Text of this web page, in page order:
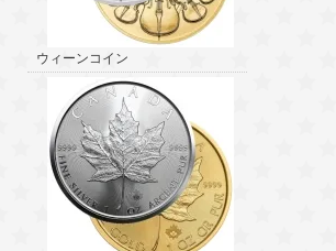
ウィーンコイン